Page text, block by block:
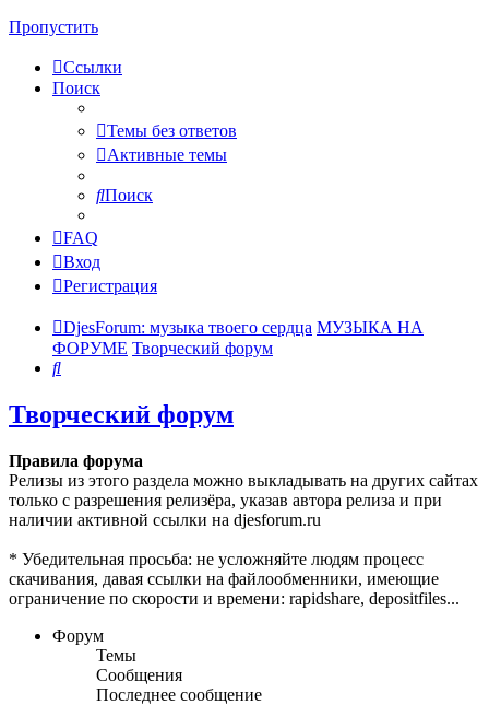
Пропустить
Ссылки
Поиск
Темы без ответов
Активные темы
Поиск
FAQ
Вход
Регистрация
DjesForum: музыка твоего сердца МУЗЫКА НА
ФОРУМЕ Творческий форум
Поиск
Творческий форум
Правила форума
Релизы из этого раздела можно выкладывать на других сайтах
только с разрешения релизёра, указав автора релиза и при
наличии активной ссылки на djesforum.ru
* Убедительная просьба: не усложняйте людям процесс
скачивания, давая ссылки на файлообменники, имеющие
ограничение по скорости и времени: rapidshare, depositfiles...
Форум
Темы
Сообщения
Последнее сообщение